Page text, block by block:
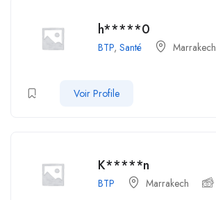
h*****0
BTP, Santé Marrakech
Voir Profile
K*****n
BTP Marrakech